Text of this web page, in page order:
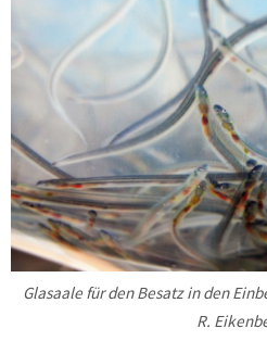
Glasaale für den Besatz in den
R.